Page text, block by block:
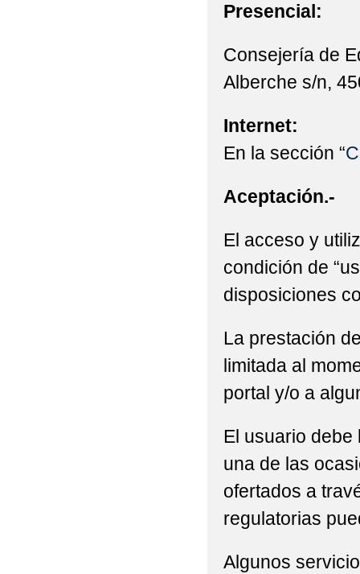
Presencial:
Consejería de
Alberche s/n,
Internet:
En la sección “
Aceptación.-
El acceso y
condición de
disposiciones
La prestación
limitada al
portal y/o a
El usuario debe
una de las
ofertados a
regulatorias
Algunos